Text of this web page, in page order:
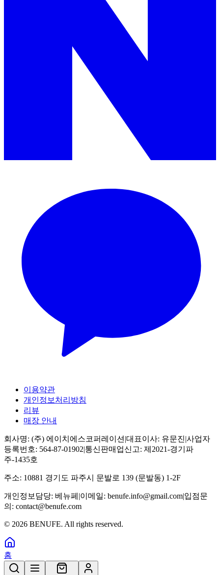
이용약관
개인정보처리방침
리뷰
매장 안내
회사명: (주) 에이치에스코퍼레이션|대표이사: 유문진|사업자
등록번호: 564-87-01902|통신판매업신고: 제2021-경기파
주-1435호
주소: 10881 경기도 파주시 문발로 139 (문발동) 1-2F
개인정보담당: 베뉴페 |이메일: benufe.info@gmail.com|입점문
의: contact@benufe.com
© 2026 BENUFE. All rights reserved.
홈